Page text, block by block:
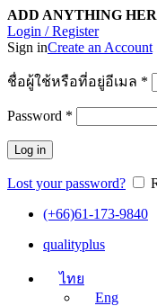
ADD ANYTHING
Login / Register
Sign inCreate an Account
ชื่อผู้ใช้หรือที่อยู่อีเมล *
Password *
Log in
Lost your password?
(+66)61-173-9840
qualityplus
ไทย
Eng